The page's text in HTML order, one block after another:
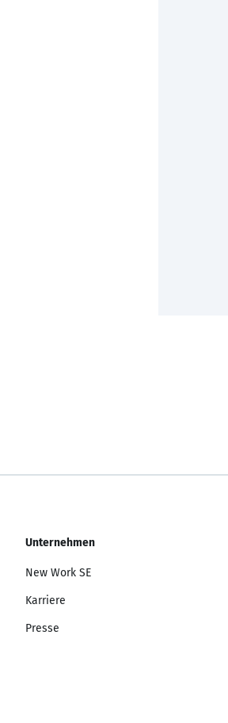
Unternehmen
New Work SE
Karriere
Presse